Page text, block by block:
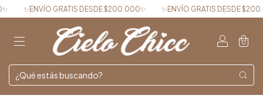
✨ENVÍO GRATIS DESDE $200.000✨ ✨ENVÍO GRATIS DESDE
0